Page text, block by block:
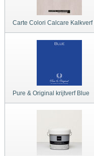
Carte Colori Calcare Kalkverf
Pure & Original krijtverf Blue